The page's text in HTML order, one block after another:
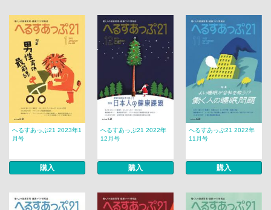
へるすあっぷ21 2023年1
月号
購入
へるすあっぷ21 2022年
12月号
購入
へるすあっぷ21 2022年
11月号
購入